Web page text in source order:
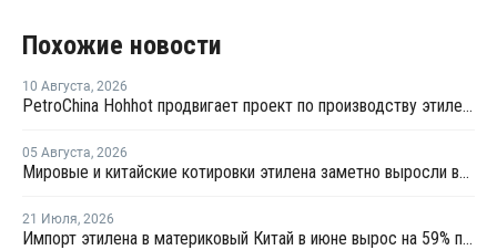
Похожие новости
10 Августа, 2026
PetroChina Hohhot продвигает проект по производству этилена из этана мощностью 1 млн тонн в год
05 Августа, 2026
Мировые и китайские котировки этилена заметно выросли во второй половине июля
21 Июля, 2026
Импорт этилена в материковый Китай в июне вырос на 59% по сравнению с предыдущим месяцем